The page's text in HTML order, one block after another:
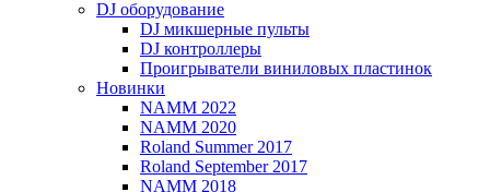
DJ оборудование
DJ микшерные пульты
DJ контроллеры
Проигрыватели виниловых пластинок
Новинки
NAMM 2022
NAMM 2020
Roland Summer 2017
Roland September 2017
NAMM 2018